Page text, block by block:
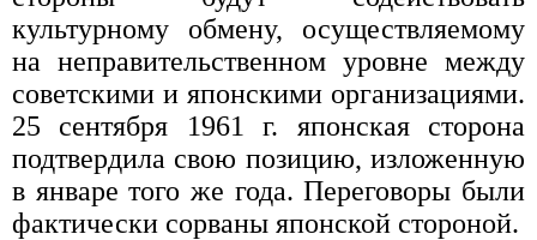
культурному обмену, осуществляемому
на неправительственном уровне между
советскими и японскими организациями.
25 сентября 1961 г. японская сторона
подтвердила свою позицию, изложенную
в январе того же года. Переговоры были
фактически сорваны японской стороной.